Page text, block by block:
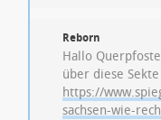
Reborn
Hallo
über diese
https://
sachsen-wie-